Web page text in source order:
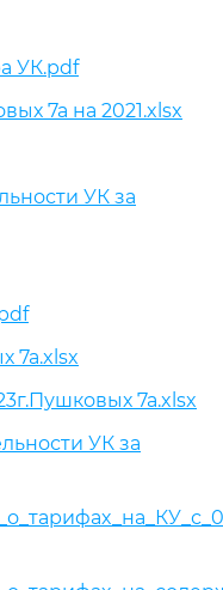
УК.pdf
7а на 2021.xlsx
УК за
7а.xlsx
7а.xlsx
УК за